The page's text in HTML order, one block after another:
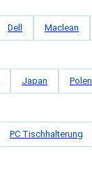
Dell Maclean
Japan Polen
PC Tischhalterung